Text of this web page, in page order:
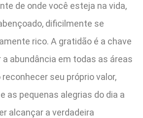
de onde você esteja na vida,
dificilmente se
rico. A gratidão é a chave
a abundância em todas as áreas
reconhecer seu próprio valor,
as pequenas alegrias do dia a
alcançar a verdadeira